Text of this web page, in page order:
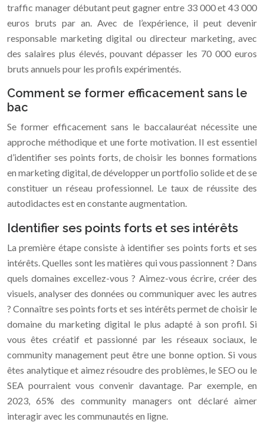
traffic manager débutant peut gagner entre 33 000 et 43 000
euros bruts par an. Avec de l’expérience, il peut devenir
responsable marketing digital ou directeur marketing, avec
des salaires plus élevés, pouvant dépasser les 70 000 euros
bruts annuels pour les profils expérimentés.
Comment se former efficacement sans le
bac
Se former efficacement sans le baccalauréat nécessite une
approche méthodique et une forte motivation. Il est essentiel
d’identifier ses points forts, de choisir les bonnes formations
en marketing digital, de développer un portfolio solide et de se
constituer un réseau professionnel. Le taux de réussite des
autodidactes est en constante augmentation.
Identifier ses points forts et ses intérêts
La première étape consiste à identifier ses points forts et ses
intérêts. Quelles sont les matières qui vous passionnent ? Dans
quels domaines excellez-vous ? Aimez-vous écrire, créer des
visuels, analyser des données ou communiquer avec les autres
? Connaître ses points forts et ses intérêts permet de choisir le
domaine du marketing digital le plus adapté à son profil. Si
vous êtes créatif et passionné par les réseaux sociaux, le
community management peut être une bonne option. Si vous
êtes analytique et aimez résoudre des problèmes, le SEO ou le
SEA pourraient vous convenir davantage. Par exemple, en
2023, 65% des community managers ont déclaré aimer
interagir avec les communautés en ligne.